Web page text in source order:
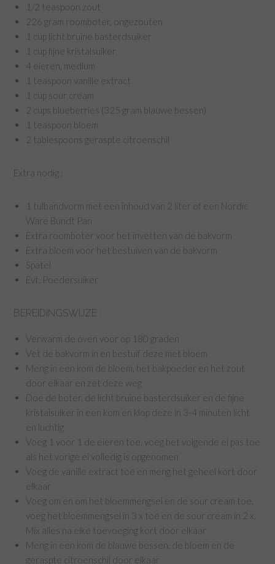
1/2 teaspoon zout
226 gram roomboter, ongezouten
1 cup licht bruine basterdsuiker
1 cup fijne kristalsuiker
4 eieren, medium
1 teaspoon vanille extract
1 cup sour cream
2 cups blueberries (325 gram blauwe bessen)
1 teaspoon bloem
2 tablespoons geraspte citroenschil
Extra nodig :
1 tulbandvorm met een inhoud van 2 liter of een Nordic
Ware Bundt Pan
Extra roomboter voor het invetten van de bakvorm
Extra bloem voor het bestuiven van de bakvorm
Spatel
Evt. Poedersuiker
BEREIDINGSWIJZE :
Verwarm de oven voor op 180 graden
Vet de bakvorm in en bestuif deze met bloem
Meng in een kom de bloem, het bakpoeder en het zout
door elkaar en zet deze weg
Doe de boter, de licht bruine basterdsuiker en de fijne
kristalsuiker in een kom en klop deze in 3-4 minuten licht
en luchtig
Voeg 1 voor 1 de eieren toe, voeg het volgende ei pas toe
als het vorige ei volledig is opgenomen
Voeg de vanille extract toe en meng het geheel kort door
elkaar
Voeg om en om het bloemmengsel en de sour cream toe,
voeg het bloemmengsel in 3 x toe en de sour cream in 2 x.
Mix alles na elke toevoeging kort door elkaar
Meng in een kom de blauwe bessen, de bloem en de
geraspte citroenschil door elkaar